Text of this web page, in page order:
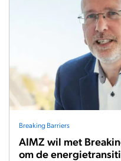
Breaking Barriers
AIMZ wil met
om de